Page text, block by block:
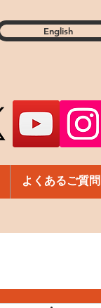
English
よくあるご質問